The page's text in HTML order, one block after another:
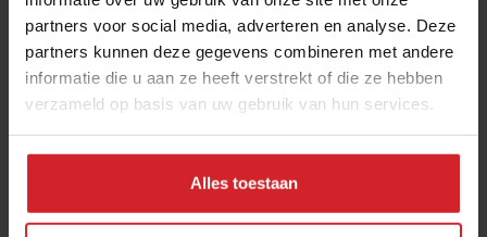
partners voor social media, adverteren en analyse. Deze
partners kunnen deze gegevens combineren met andere
informatie die u aan ze heeft verstrekt of die ze hebben
verzameld op basis van uw gebruik van hun services.
Alles toestaan
Van oploskoffie tot koffiechampagne
9 naar 14 miljoen bezoekers door to
go-locaties
7 augustus 2026| 7 min